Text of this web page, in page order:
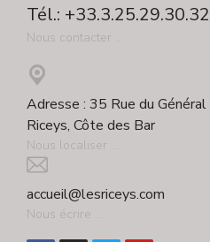
Tél.: +33.3.25.29.30.32
Nous contacter ...
Adresse : 35 Rue du
Riceys, Côte des Bar
Nous localiser ...
accueil@lesriceys.com
Nous écrire ...